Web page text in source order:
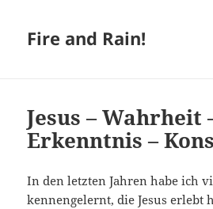
Fire and Rain!
Jesus – Wahrheit
Erkenntnis –
In den letzten Jahren habe ich
kennengelernt, die Jesus erlebt